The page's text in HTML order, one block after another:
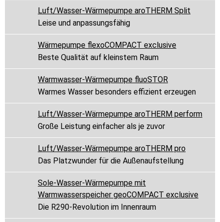
Luft/Wasser-Wärmepumpe aroTHERM Split
Leise und anpassungsfähig
Wärmepumpe flexoCOMPACT exclusive
Beste Qualität auf kleinstem Raum
Warmwasser-Wärmepumpe fluoSTOR
Warmes Wasser besonders effizient erzeugen
Luft/Wasser-Wärmepumpe aroTHERM perform
Große Leistung einfacher als je zuvor
Luft/Wasser-Wärmepumpe aroTHERM pro
Das Platzwunder für die Außenaufstellung
Sole-Wasser-Wärmepumpe mit
Warmwasserspeicher geoCOMPACT exclusive
Die R290-Revolution im Innenraum